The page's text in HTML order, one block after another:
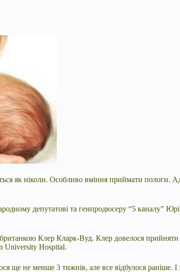
як ніколи. Особливо вміння приймати
депутатові та генпродюсеру “5 каналу”
британкою Клер Кларк-Вуд. Клер довелося
University Hospital.
ще не менше 3 тижнів, але все відбулося